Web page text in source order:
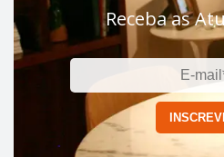
Receba as